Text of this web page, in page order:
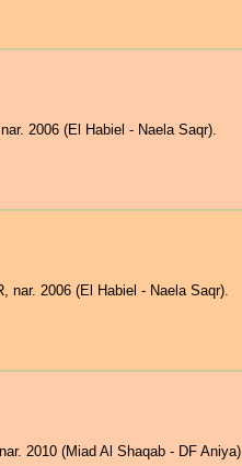
2006 (El Habiel - Naela Saqr).
2006 (El Habiel - Naela Saqr).
2010 (Miad Al Shaqab - DF Aniya).